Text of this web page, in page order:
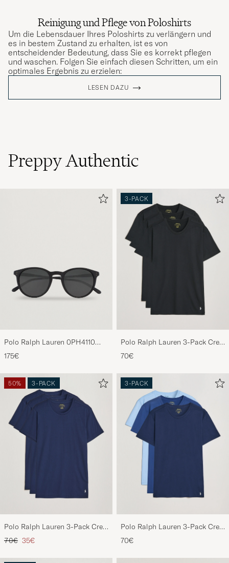
Reinigung und Pflege von Poloshirts
Um die Lebensdauer Ihres Poloshirts zu verlängern und
es in bestem Zustand zu erhalten, ist es von
entscheidender Bedeutung, dass Sie es korrekt pflegen
und waschen. Folgen Sie einfach diesen Schritten, um ein
optimales Ergebnis zu erzielen:
LESEN DAZU
Preppy Authentic
Polo Ralph Lauren 0PH4110
Round Sunglasses Matte Black
175€
3-PACK
Polo Ralph Lauren 3-Pack Crew
Neck T-Shirt Black
70€
50% 3-PACK
Polo Ralph Lauren 3-Pack Crew
Neck T-Shirt Navy
Regulärer Preis
70€ Reduzierter Preis
35€
3-PACK
Polo Ralph Lauren 3-Pack Crew
Neck T-Shirt Navy/Light
Navy/Elite Blue
70€